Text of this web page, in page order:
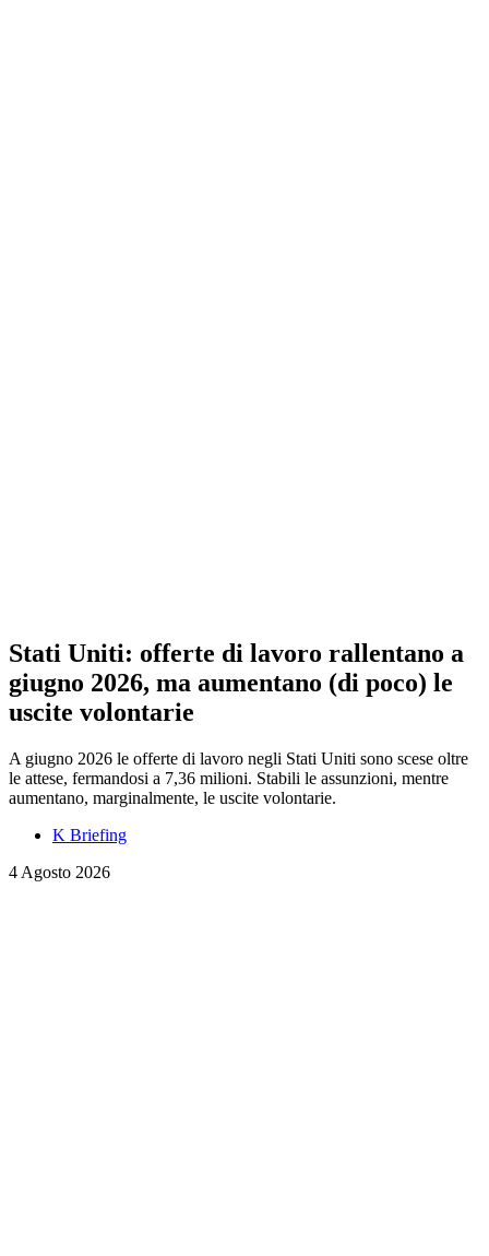
Stati Uniti: offerte di lavoro rallentano a
giugno 2026, ma aumentano (di poco) le
uscite volontarie
A giugno 2026 le offerte di lavoro negli Stati Uniti sono scese oltre
le attese, fermandosi a 7,36 milioni. Stabili le assunzioni, mentre
aumentano, marginalmente, le uscite volontarie.
K Briefing
4 Agosto 2026